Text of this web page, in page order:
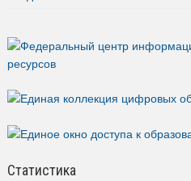
Статистика